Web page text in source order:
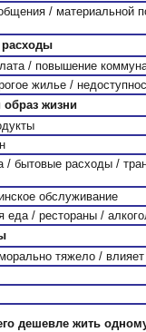
/ материальной
/ повышение
жилье /
жизни
бытовые расходы /
обслуживание
еда / рестораны /
тяжело / влияет
дешевле жить